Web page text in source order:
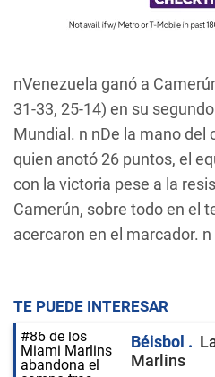
nVenezuela ganó a
31-33, 25-14) en su
Mundial. n nDe la mano del
quien anotó 26 puntos, el
con la victoria pese a la
Camerún, sobre todo en el
acercaron en el marcador. n
TE PUEDE INTERESAR
Béisbol
Marlins